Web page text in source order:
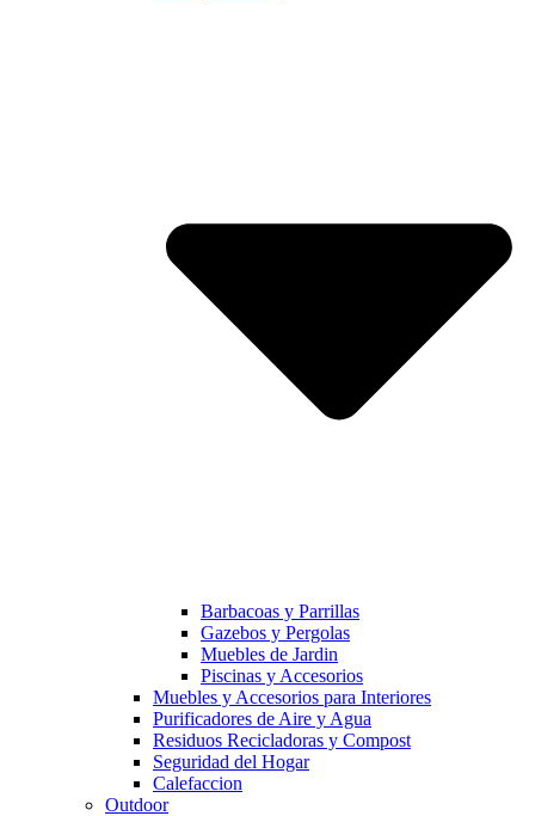
Barbacoas y Parrillas
Gazebos y Pergolas
Muebles de Jardin
Piscinas y Accesorios
Muebles y Accesorios para Interiores
Purificadores de Aire y Agua
Residuos Recicladoras y Compost
Seguridad del Hogar
Calefaccion
Outdoor